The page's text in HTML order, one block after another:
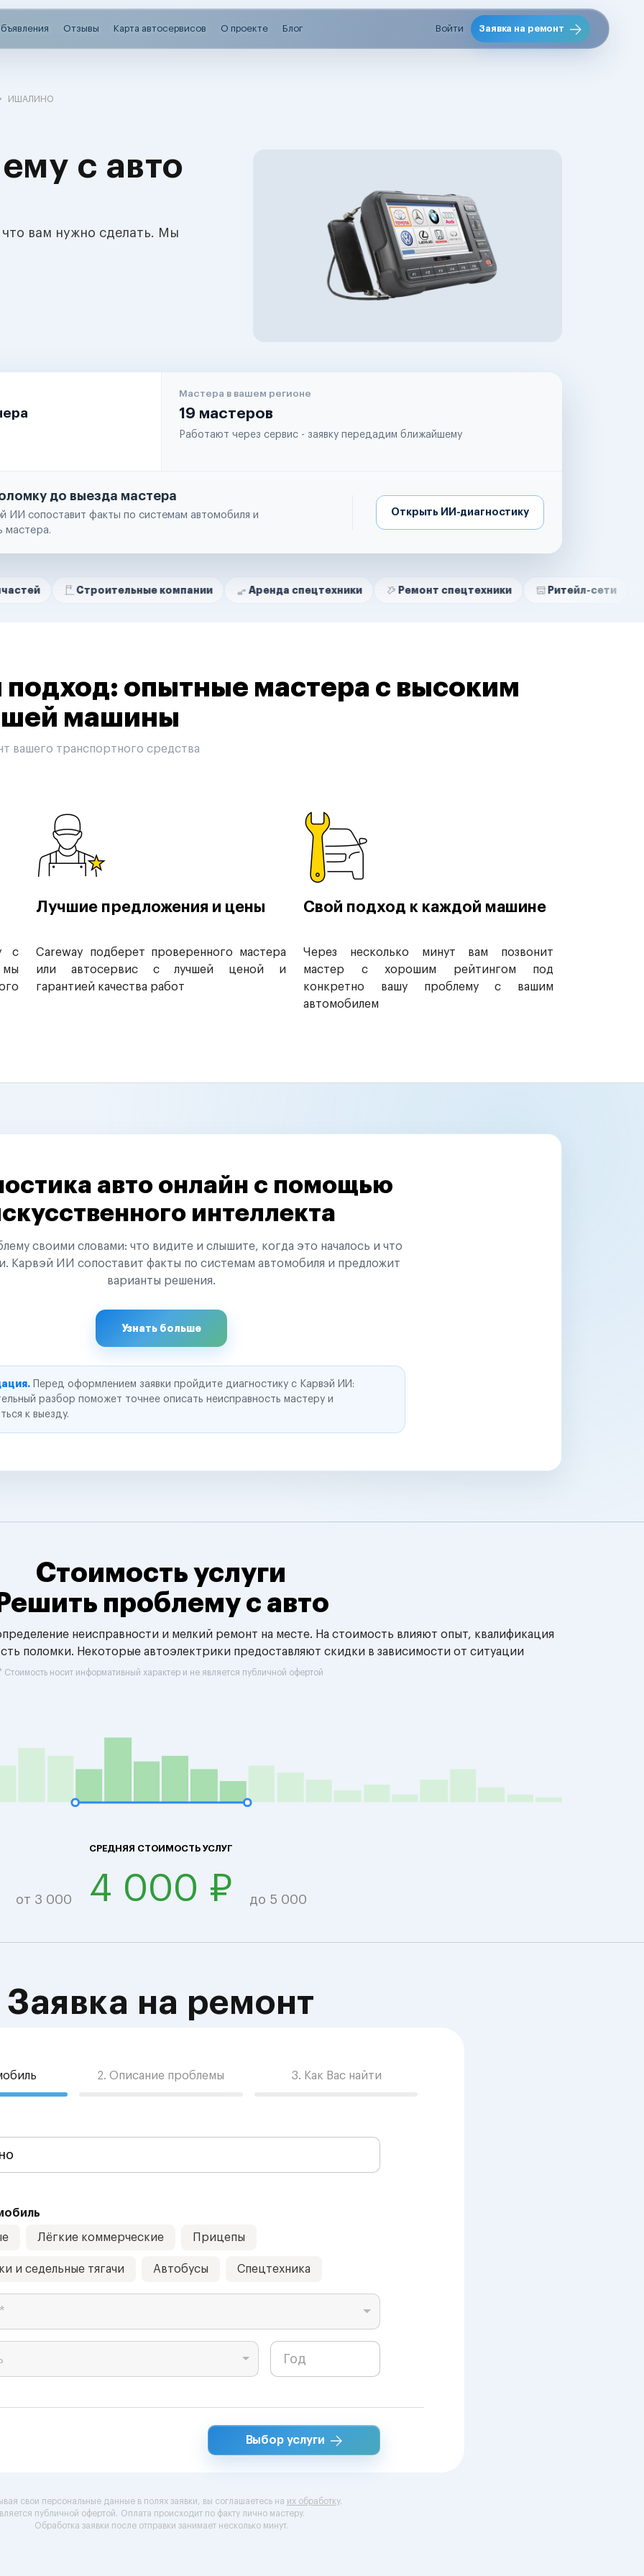
Отзывы Карта автосервисов О проекте Блог Войти Заявка на ремонт
ИШАЛИНО
с авто
вам нужно сделать. Мы
Мастера в вашем регионе
19 мастеров
Работают через сервис - заявку передадим ближайшему
до выезда мастера
ИИ сопоставит факты по системам автомобиля и
мастера.
Открыть ИИ-диагностику
Строительные компании Аренда спецтехники Ремонт спецтехники Ритейл-сети
опытные мастера с высоким
машины
вашего транспортного средства
с
мы
Лучшие предложения и цены
Careway подберет проверенного мастера
или автосервис с лучшей ценой и
гарантией качества работ
Свой подход к каждой машине
Через несколько минут вам позвонит
мастер с хорошим рейтингом под
конкретно вашу проблему с вашим
автомобилем
авто онлайн с помощью
интеллекта
своими словами: что видите и слышите, когда это началось и что
Карвэй ИИ сопоставит факты по системам автомобиля и предложит
варианты решения.
Узнать больше
Перед оформлением заявки пройдите диагностику с Карвэй ИИ:
разбор поможет точнее описать неисправность мастеру и
к выезду.
Стоимость услуги
Решить проблему с авто
неисправности и мелкий ремонт на месте. На стоимость влияют опыт, квалификация
поломки. Некоторые автоэлектрики предоставляют скидки в зависимости от ситуации
Стоимость носит информативный характер и не является публичной офертой
СРЕДНЯЯ СТОИМОСТЬ УСЛУГ
от 3 000 4 000 ₽ до 5 000
Заявка на ремонт
2. Описание проблемы 3. Как Вас найти
Лёгкие коммерческие Прицепы
и седельные тягачи Автобусы Спецтехника
Выбор услуги
свои персональные данные в полях заявки, вы соглашаетесь на их обработку.
публичной офертой. Оплата происходит по факту лично мастеру.
Обработка заявки после отправки занимает несколько минут.